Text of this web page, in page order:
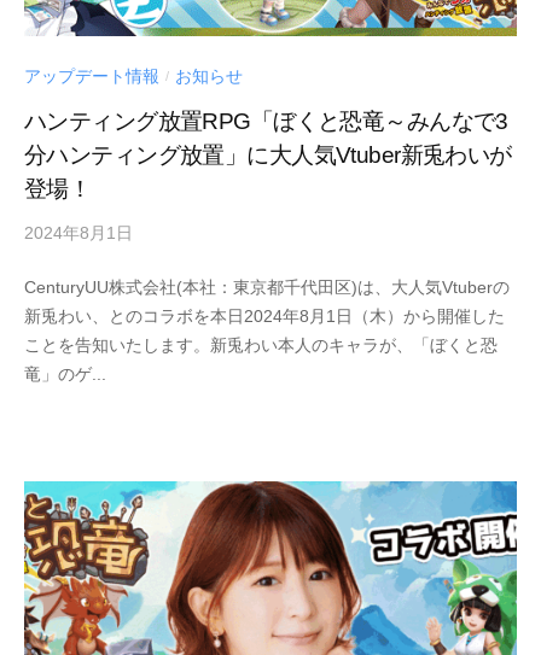
アップデート情報 / お知らせ
ハンティング放置RPG「ぼくと恐竜～みんなで3
分ハンティング放置」に大人気Vtuber新兎わいが
登場！
2024年8月1日
UU
CenturyUU株式会社(本社：東京都千代田区)は、大人気Vtuberの
新兎わい、とのコラボを本日2024年8月1日（木）から開催した
ことを告知いたします。新兎わい本人のキャラが、「ぼくと恐
竜」のゲ...